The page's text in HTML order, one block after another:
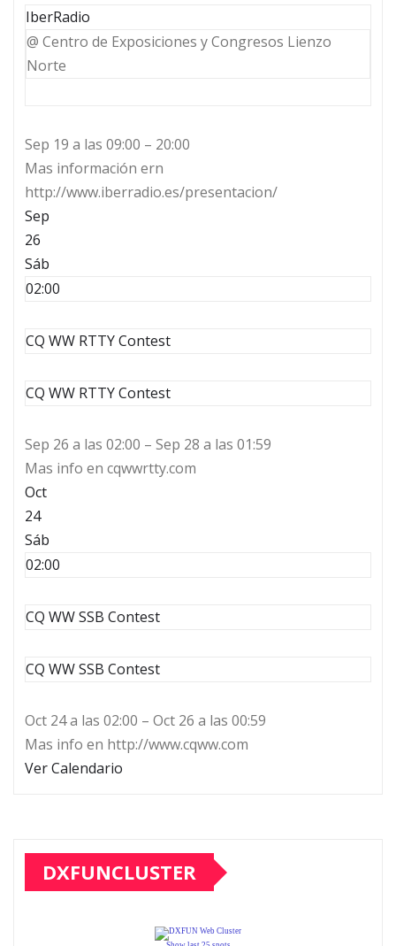
IberRadio
@ Centro de Exposiciones y Congresos Lienzo
Norte
Sep 19 a las 09:00 – 20:00
Mas información ern
http://www.iberradio.es/presentacion/
Sep
26
Sáb
02:00
CQ WW RTTY Contest
CQ WW RTTY Contest
Sep 26 a las 02:00 – Sep 28 a las 01:59
Mas info en cqwwrtty.com
Oct
24
Sáb
02:00
CQ WW SSB Contest
CQ WW SSB Contest
Oct 24 a las 02:00 – Oct 26 a las 00:59
Mas info en http://www.cqww.com
Ver Calendario
DXFUNCLUSTER